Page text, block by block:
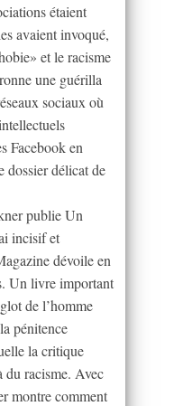
étaient
avaient invoqué,
et le racisme
une guérilla
sociaux où
Facebook en
dossier délicat de
publie Un
incisif et
dévoile en
Un livre important
de l’homme
pénitence
la critique
du racisme. Avec
montre comment